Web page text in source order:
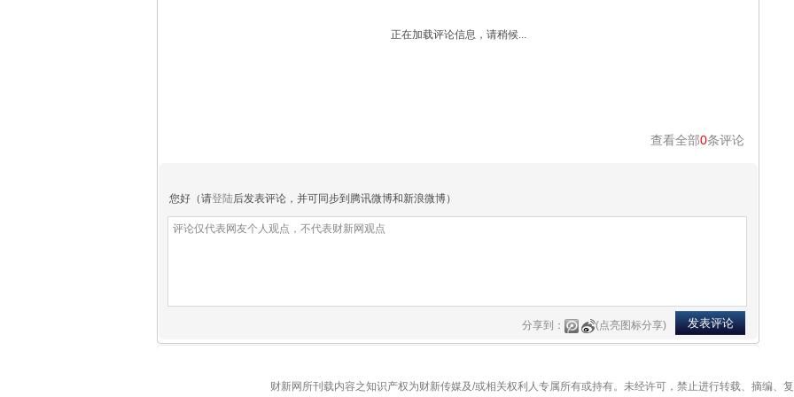
正在加载评论信息，请稍候...
查看全部0条评论
您好（请登陆后发表评论，并可同步到腾讯微博和新浪微博）
分享到： (点亮图标分享)
财新网所刊载内容之知识产权为财新传媒及/或相关权利人专属所有或持有。未经许可，禁止进行转载、摘编、复